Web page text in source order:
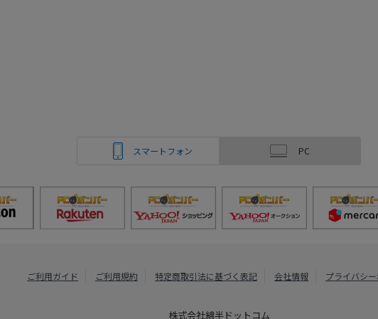
スマートフォン PC
ご利用ガイド ご利用規約 特定商取引法に基づく表記 会社情報 プライバシ
株式会社綿半ドットコム